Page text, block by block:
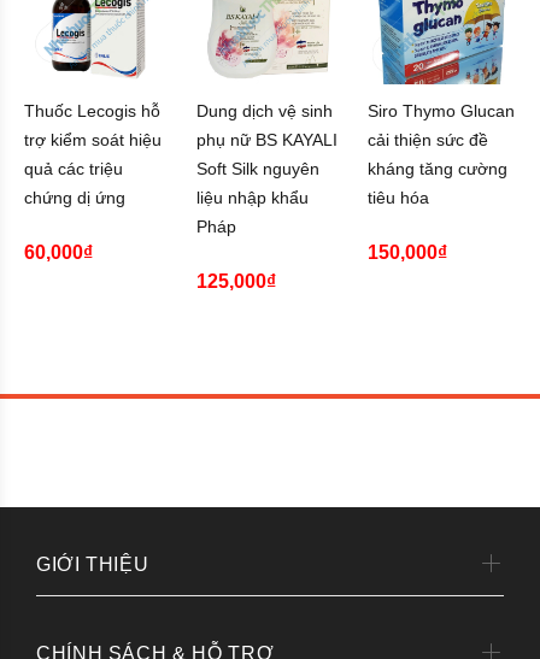
Thuốc Lecogis hỗ
trợ kiểm soát hiệu
quả các triệu
chứng dị ứng
60,000₫
Dung dịch vệ sinh
phụ nữ BS KAYALI
Soft Silk nguyên
liệu nhập khẩu
Pháp
125,000₫
Siro Thymo Glucan
cải thiện sức đề
kháng tăng cường
tiêu hóa
150,000₫
GIỚI THIỆU
CHÍNH SÁCH & HỖ TRỢ